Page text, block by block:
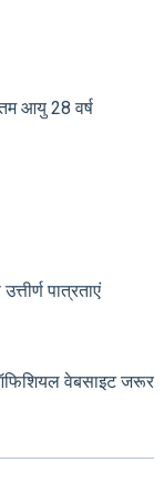
28 वर्ष
पात्रताएं
वेबसाइट जरूर